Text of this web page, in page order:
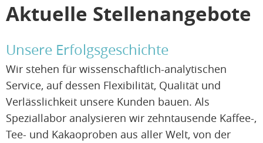
Aktuelle Stellenangebote
Unsere Erfolgsgeschichte
Wir stehen für wissenschaftlich-analytischen
Service, auf dessen Flexibilität, Qualität und
Verlässlichkeit unsere Kunden bauen. Als
Speziallabor analysieren wir zehntausende Kaffee-,
Tee- und Kakaoproben aus aller Welt, von der